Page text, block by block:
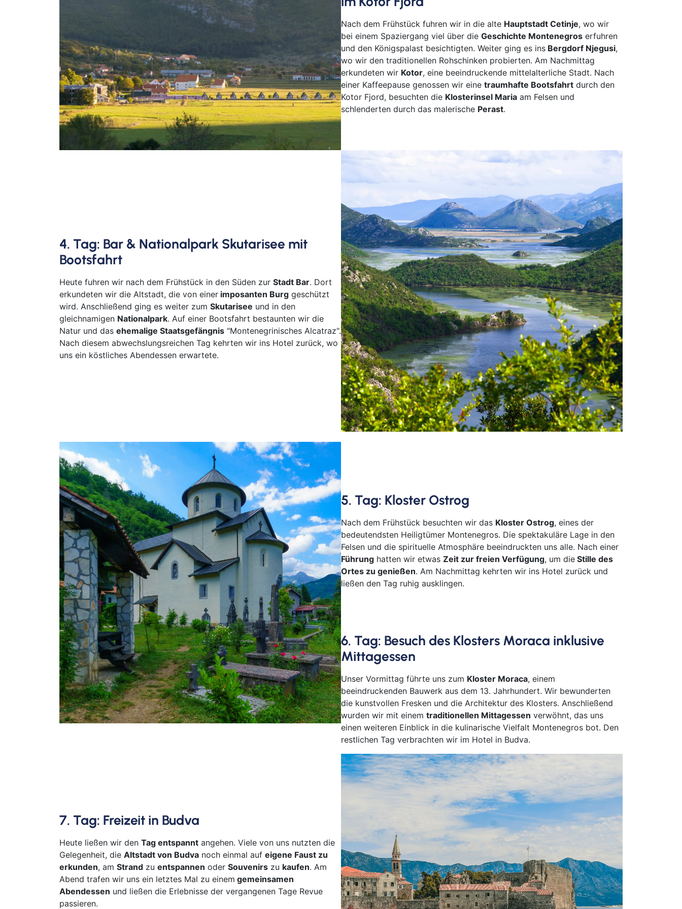
Senftenberg
Siegenburg
Soest
Solingen
Suhl
Titisee-Neustadt
Werneck
Wittlich
Flug
Ab Amsterdam
Ab Basel
Ab Berlin
Ab Bremen
Ab Düsseldorf
Ab Frankfurt
Ab Hamburg
Ab Hannover
Ab Köln/Bonn
Ab München
Ab Münster/Osnabrück
Ab Nürnberg
Ab Stuttgart
Ab Zürich
Nach dem Frühstück fuhren wir in die alte Hauptstadt Cetinje, wo wir
bei einem Spaziergang viel über die Geschichte Montenegros erfuhren
und den Königspalast besichtigten. Weiter ging es ins Bergdorf Njegusi,
wo wir den traditionellen Rohschinken probierten. Am Nachmittag
erkundeten wir Kotor, eine beeindruckende mittelalterliche Stadt. Nach
einer Kaffeepause genossen wir eine traumhafte Bootsfahrt durch den
Kotor Fjord, besuchten die Klosterinsel Maria am Felsen und
schlenderten durch das malerische Perast.
4. Tag: Bar & Nationalpark Skutarisee mit
Bootsfahrt
Heute fuhren wir nach dem Frühstück in den Süden zur Stadt Bar. Dort
erkundeten wir die Altstadt, die von einer imposanten Burg geschützt
wird. Anschließend ging es weiter zum Skutarisee und in den
gleichnamigen Nationalpark. Auf einer Bootsfahrt bestaunten wir die
Natur und das ehemalige Staatsgefängnis "Montenegrinisches Alcatraz".
Nach diesem abwechslungsreichen Tag kehrten wir ins Hotel zurück, wo
uns ein köstliches Abendessen erwartete.
5. Tag: Kloster Ostrog
Nach dem Frühstück besuchten wir das Kloster Ostrog, eines der
bedeutendsten Heiligtümer Montenegros. Die spektakuläre Lage in den
Felsen und die spirituelle Atmosphäre beeindruckten uns alle. Nach einer
Führung hatten wir etwas Zeit zur freien Verfügung, um die Stille des
Ortes zu genießen. Am Nachmittag kehrten wir ins Hotel zurück und
ließen den Tag ruhig ausklingen.
6. Tag: Besuch des Klosters Moraca inklusive
Mittagessen
Unser Vormittag führte uns zum Kloster Moraca, einem
beeindruckenden Bauwerk aus dem 13. Jahrhundert. Wir bewunderten
die kunstvollen Fresken und die Architektur des Klosters. Anschließend
wurden wir mit einem traditionellen Mittagessen verwöhnt, das uns
einen weiteren Einblick in die kulinarische Vielfalt Montenegros bot. Den
restlichen Tag verbrachten wir im Hotel in Budva.
7. Tag: Freizeit in Budva
Heute ließen wir den Tag entspannt angehen. Viele von uns nutzten die
Gelegenheit, die Altstadt von Budva noch einmal auf eigene Faust zu
erkunden, am Strand zu entspannen oder Souvenirs zu kaufen. Am
Abend trafen wir uns ein letztes Mal zu einem gemeinsamen
Abendessen und ließen die Erlebnisse der vergangenen Tage Revue
passieren.